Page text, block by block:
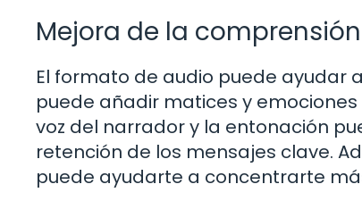
Mejora de la
El formato de audio puede ayudar
puede añadir matices y
voz del narrador y la entonación
retención de los mensajes clave.
puede ayudarte a concentrarte